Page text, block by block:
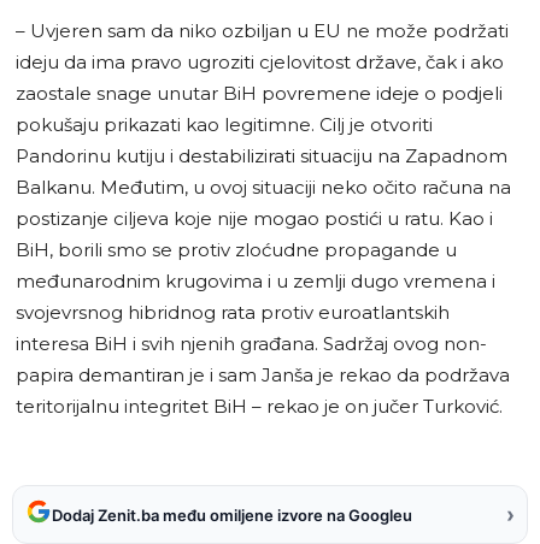
– Uvjeren sam da niko ozbiljan u EU ne može podržati
ideju da ima pravo ugroziti cjelovitost države, čak i ako
zaostale snage unutar BiH povremene ideje o podjeli
pokušaju prikazati kao legitimne. Cilj je otvoriti
Pandorinu kutiju i destabilizirati situaciju na Zapadnom
Balkanu. Međutim, u ovoj situaciji neko očito računa na
postizanje ciljeva koje nije mogao postići u ratu. Kao i
BiH, borili smo se protiv zloćudne propagande u
međunarodnim krugovima i u zemlji dugo vremena i
svojevrsnog hibridnog rata protiv euroatlantskih
interesa BiH i svih njenih građana. Sadržaj ovog non-
papira demantiran je i sam Janša je rekao da podržava
teritorijalnu integritet BiH – rekao je on jučer Turković.
Dodaj Zenit.ba među omiljene izvore na Googleu ›